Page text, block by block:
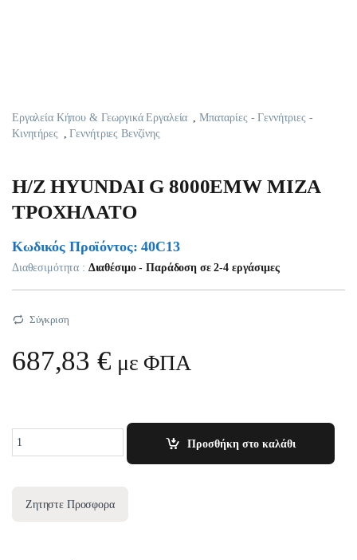
Εργαλεία Κήπου & Γεωργικά Εργαλεία
Μπαταρίες - Γεννήτριες -
Κινητήρες
,Γεννήτριες Βενζίνης
H/Z HYUNDAI G 8000EMW MIZA
TPOXHΛATO
Κωδικός Προϊόντος: 40C13
Διαθεσιμότητα : Διαθέσιμο - Παράδοση σε 2-4 εργάσιμες
Σύγκριση
687,83€ με ΦΠΑ
Προσθήκη στο καλάθι
Ζητηστε Προσφορα